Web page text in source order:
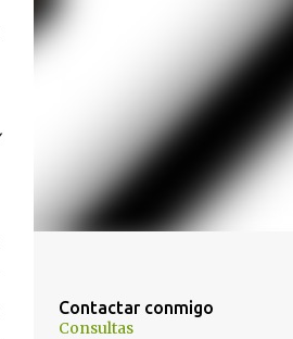
Contactar conmigo
Consultas